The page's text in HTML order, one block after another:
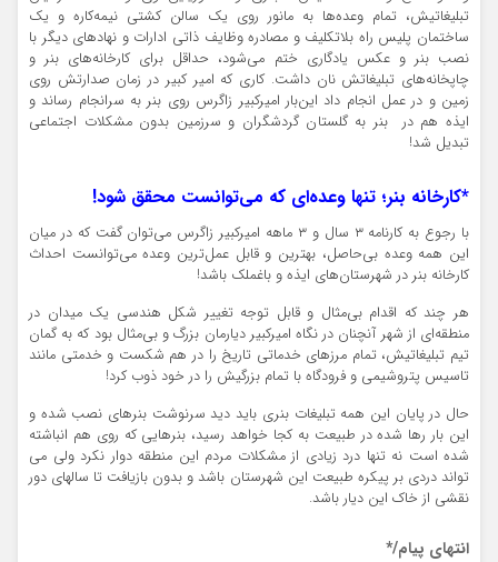
تبلیغاتیش، تمام وعده‌ها به مانور روی یک سالن کشتی نیمه‌کاره و یک
ساختمان پلیس راه بلاتکلیف و مصادره وظایف ذاتی ادارات و نهادهای دیگر با
نصب بنر و عکس یادگاری ختم می‌شود، حداقل برای کارخانه‌های بنر و
چاپخانه‌های تبلیغاتش نان داشت. کاری که امیر کبیر در زمان صدارتش روی
زمین و در عمل انجام داد این‌بار امیرکبیر زاگرس روی بنر به سرانجام رساند و
ایذه هم در بنر به گلستان گردشگران و سرزمین بدون مشکلات اجتماعی
تبدیل شد!
*کارخانه بنر؛ تنها وعده‌ای که می‌توانست محقق شود!
با رجوع به کارنامه ۳ سال و ۳ ماهه امیرکبیر زاگرس می‌توان گفت که در میان
این همه وعده بی‌حاصل، بهترین و قابل عمل‌ترین وعده می‌توانست احداث
کارخانه بنر در شهرستان‌های ایذه و باغملک باشد!
هر چند که اقدام بی‌مثال و قابل توجه تغییر شکل هندسی یک میدان در
منطقه‌ای از شهر آنچنان در نگاه امیرکبیر دیارمان بزرگ و بی‌مثال بود که به گمان
تیم تبلیغاتیش، تمام مرزهای خدماتی تاریخ را در هم شکست و خدمتی مانند
تاسیس پتروشیمی و فرودگاه با تمام بزرگیش را در خود ذوب کرد!
حال در پایان این همه تبلیغات بنری باید دید سرنوشت بنرهای نصب شده و
این بار رها شده در طبیعت به کجا خواهد رسید، بنرهایی که روی هم انباشته
شده است نه تنها درد زیادی از مشکلات مردم این منطقه دوار نکرد ولی می
تواند دردی بر پیکره طبیعت این شهرستان باشد و بدون بازیافت تا سالهای دور
نقشی از خاک این دیار باشد.
انتهای پیام/*